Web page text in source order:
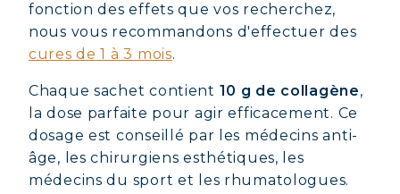
fonction des effets que vos recherchez,
nous vous recommandons d'effectuer des
cures de 1 à 3 mois.
Chaque sachet contient 10 g de collagène,
la dose parfaite pour agir efficacement. Ce
dosage est conseillé par les médecins anti-
âge, les chirurgiens esthétiques, les
médecins du sport et les rhumatologues.